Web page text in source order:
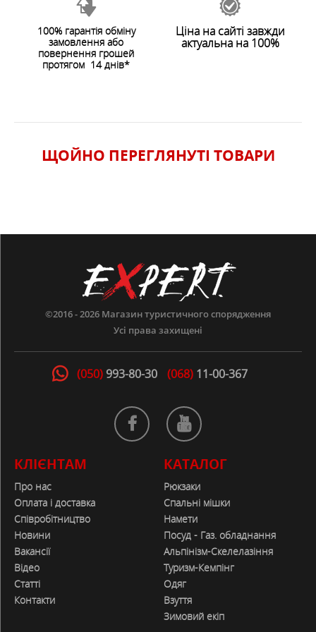
ОСОБЛИВОСТІ
ХАРАКТЕРИСТИКИ
100% гарантія обміну
замовлення або
повернення грошей
протягом 14 днів*
Ціна на сайті завжди
актуальна на 100%
ЩОЙНО ПЕРЕГЛЯНУТI ТОВАРИ
©2016 - 2026 Магазин туристичного спорядження
Усі права захищені
(050) 993-80-30 (068) 11-00-367
КЛІЄНТАМ
Про нас
Оплата і доставка
Співробітництво
Новини
Вакансії
Відео
Статті
Контакти
КАТАЛОГ
Рюкзаки
Спальні мішки
Намети
Посуд - Газ. обладнання
Альпінізм-Скелелазіння
Туризм-Кемпінг
Одяг
Взуття
Зимовий екіп